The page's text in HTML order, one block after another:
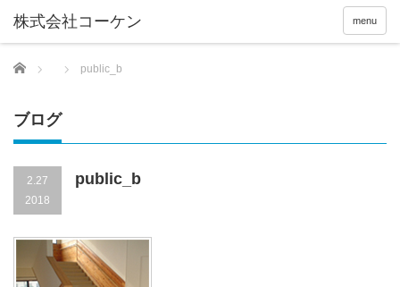
menu
Home public_b
ブログ
2.27
2018
public_b